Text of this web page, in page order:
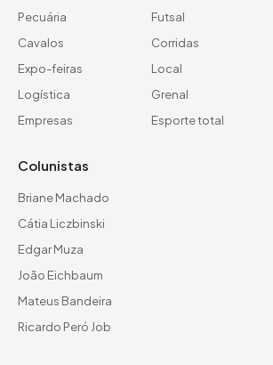
Pecuária
Cavalos
Expo-feiras
Logística
Empresas
Futsal
Corridas
Local
Grenal
Esporte total
Colunistas
Briane Machado
Cátia Liczbinski
Edgar Muza
João Eichbaum
Mateus Bandeira
Ricardo Peró Job